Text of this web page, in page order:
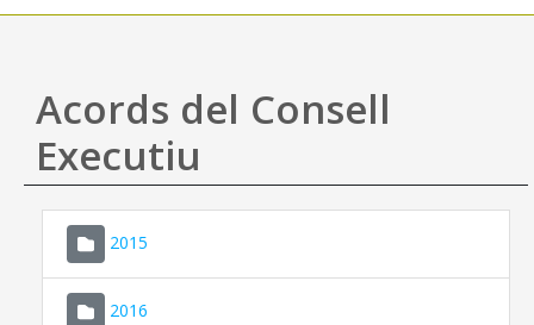
Utilitats
Ajuda
Acords del Consell
Executiu
2015
2016